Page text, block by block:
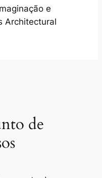
e
Architectural
de